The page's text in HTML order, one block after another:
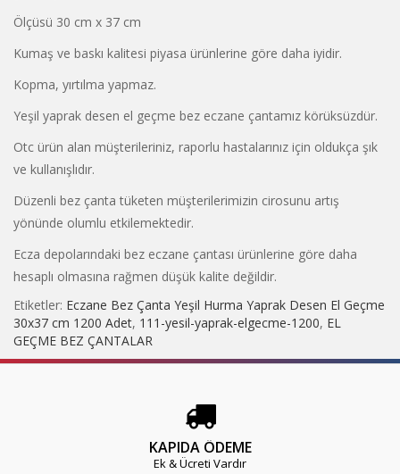
Ölçüsü 30 cm x 37 cm
Kumaş ve baskı kalitesi piyasa ürünlerine göre daha iyidir.
Kopma, yırtılma yapmaz.
Yeşil yaprak desen el geçme bez eczane çantamız körüksüzdür.
Otc ürün alan müşterileriniz, raporlu hastalarınız için oldukça şık
ve kullanışlıdır.
Düzenli bez çanta tüketen müşterilerimizin cirosunu artış
yönünde olumlu etkilemektedir.
Ecza depolarındaki bez eczane çantası ürünlerine göre daha
hesaplı olmasına rağmen düşük kalite değildir.
Etiketler: Eczane Bez Çanta Yeşil Hurma Yaprak Desen El Geçme
30x37 cm 1200 Adet, 111-yesil-yaprak-elgecme-1200, EL
GEÇME BEZ ÇANTALAR
KAPIDA ÖDEME
Ek & Ücreti Vardır